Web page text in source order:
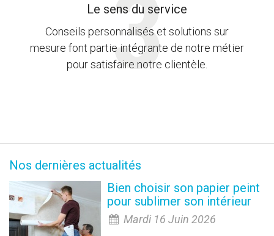
Le sens du service
Conseils personnalisés et solutions sur
mesure font partie intégrante de notre métier
pour satisfaire notre clientèle.
Nos dernières actualités
Bien choisir son papier peint
pour sublimer son intérieur
Mardi 16 Juin 2026